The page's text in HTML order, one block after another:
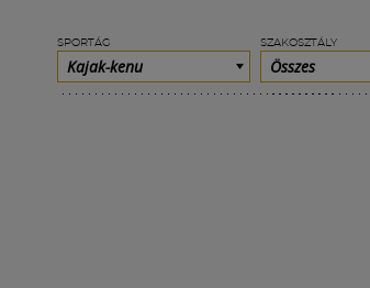
SPORTÁG
Kajak-kenu
SZAKOSZTÁLY
Összes